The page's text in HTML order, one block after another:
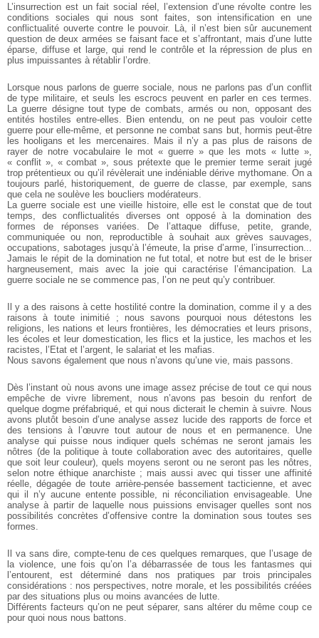
L’insurrection est un fait social réel, l’extension d’une révolte contre les
conditions sociales qui nous sont faites, son intensification en une
conflictualité ouverte contre le pouvoir. Là, il n’est bien sûr aucunement
question de deux armées se faisant face et s’affrontant, mais d’une lutte
éparse, diffuse et large, qui rend le contrôle et la répression de plus en
plus impuissantes à rétablir l’ordre.
Lorsque nous parlons de guerre sociale, nous ne parlons pas d’un conflit
de type militaire, et seuls les escrocs peuvent en parler en ces termes.
La guerre désigne tout type de combats, armés ou non, opposant des
entités hostiles entre-elles. Bien entendu, on ne peut pas vouloir cette
guerre pour elle-même, et personne ne combat sans but, hormis peut-être
les hooligans et les mercenaires. Mais il n’y a pas plus de raisons de
rayer de notre vocabulaire le mot « guerre » que les mots « lutte »,
« conflit », « combat », sous prétexte que le premier terme serait jugé
trop prétentieux ou qu’il révèlerait une indéniable dérive mythomane. On a
toujours parlé, historiquement, de guerre de classe, par exemple, sans
que cela ne soulève les boucliers modérateurs.
La guerre sociale est une vieille histoire, elle est le constat que de tout
temps, des conflictualités diverses ont opposé à la domination des
formes de réponses variées. De l’attaque diffuse, petite, grande,
communiquée ou non, reproductible à souhait aux grèves sauvages,
occupations, sabotages jusqu’à l’émeute, la prise d’arme, l’insurrection...
Jamais le répit de la domination ne fut total, et notre but est de le briser
hargneusement, mais avec la joie qui caractérise l’émancipation. La
guerre sociale ne se commence pas, l’on ne peut qu’y contribuer.
Il y a des raisons à cette hostilité contre la domination, comme il y a des
raisons à toute inimitié ; nous savons pourquoi nous détestons les
religions, les nations et leurs frontières, les démocraties et leurs prisons,
les écoles et leur domestication, les flics et la justice, les machos et les
racistes, l’Etat et l’argent, le salariat et les mafias.
Nous savons également que nous n’avons qu’une vie, mais passons.
Dès l’instant où nous avons une image assez précise de tout ce qui nous
empêche de vivre librement, nous n’avons pas besoin du renfort de
quelque dogme préfabriqué, et qui nous dicterait le chemin à suivre. Nous
avons plutôt besoin d’une analyse assez lucide des rapports de force et
des tensions à l’œuvre tout autour de nous et en permanence. Une
analyse qui puisse nous indiquer quels schémas ne seront jamais les
nôtres (de la politique à toute collaboration avec des autoritaires, quelle
que soit leur couleur), quels moyens seront ou ne seront pas les nôtres,
selon notre éthique anarchiste ; mais aussi avec qui tisser une affinité
réelle, dégagée de toute arrière-pensée bassement tacticienne, et avec
qui il n’y aucune entente possible, ni réconciliation envisageable.
Une
analyse à partir de laquelle nous puissions envisager quelles sont nos
possibilités concrètes d’offensive contre la domination sous toutes ses
formes.
Il va sans dire, compte-tenu de ces quelques remarques, que l’usage de
la violence, une fois qu’on l’a débarrassée de tous les fantasmes qui
l’entourent, est déterminé dans nos pratiques par trois principales
considérations : nos perspectives, notre morale, et les possibilités créées
par des situations plus ou moins avancées de lutte.
Différents facteurs qu’on ne peut séparer, sans altérer du même coup ce
pour quoi nous nous battons.